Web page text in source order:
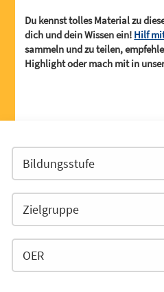
Du kennst tolles Material zu
dich und dein Wissen ein! Hilf
sammeln und zu teilen,
Highlight oder mach mit in